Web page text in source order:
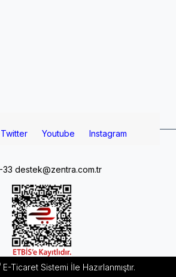
Twitter Youtube Instagram
33 destek@zentra.com.tr
E-Ticaret Sistemiİle Hazırlanmıştır.